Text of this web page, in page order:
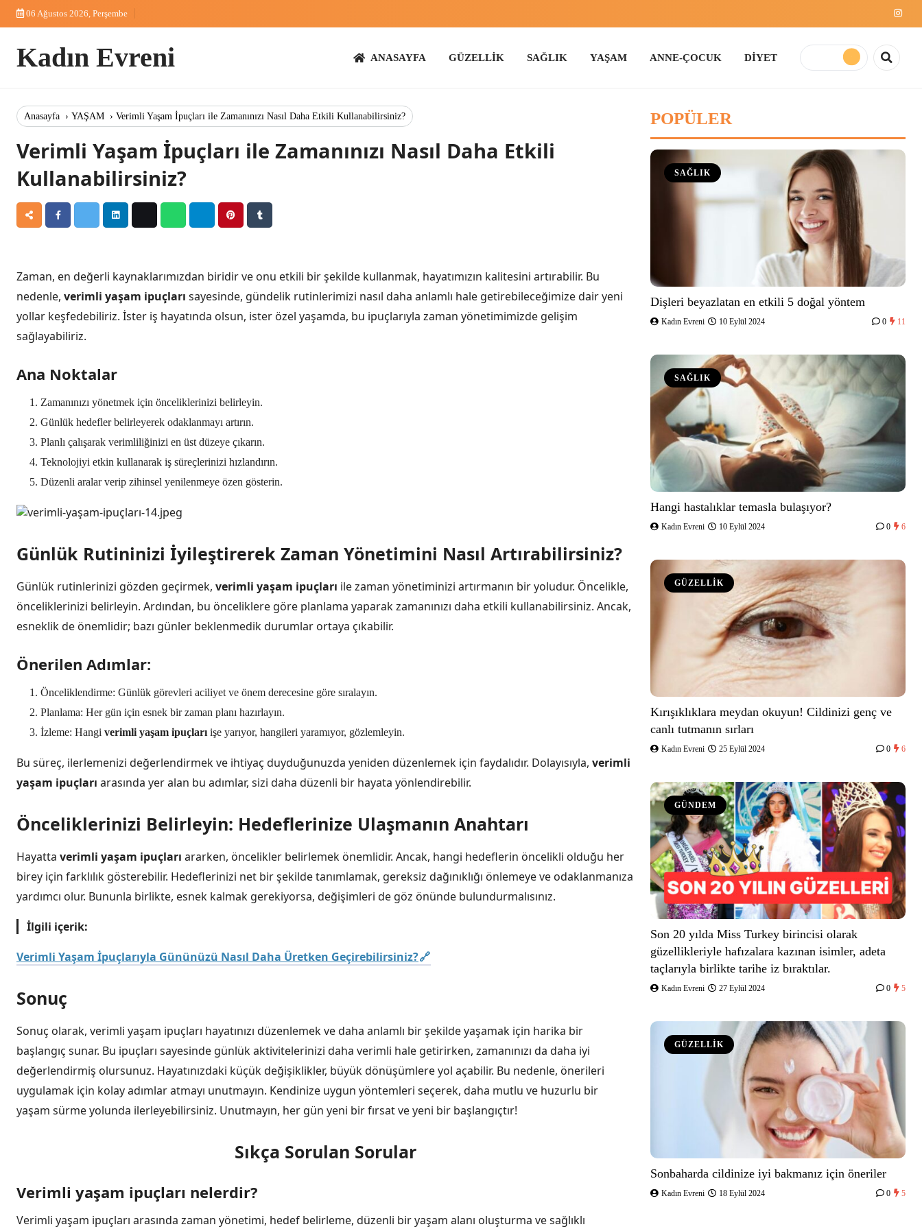
Skip
06 Ağustos 2026, Perşembe
Kadın Evreni ANASAYFA GÜZELLİK SAĞLIK YAŞAM ANNE-ÇOCUK DİYET
Anasayfa › YAŞAM › Verimli Yaşam İpuçları ile Zamanınızı Nasıl Daha Etkili Kullanabilirsiniz?
Verimli Yaşam İpuçları ile Zamanınızı Nasıl Daha Etkili
Kullanabilirsiniz?
Zaman, en değerli kaynaklarımızdan biridir ve onu etkili bir şekilde kullanmak, hayatımızın kalitesini artırabilir. Bu
nedenle, verimli yaşam ipuçları sayesinde, gündelik rutinlerimizi nasıl daha anlamlı hale getirebileceğimize dair yeni
yollar keşfedebiliriz. İster iş hayatında olsun, ister özel yaşamda, bu ipuçlarıyla zaman yönetimimizde gelişim
sağlayabiliriz.
Ana Noktalar
Zamanınızı yönetmek için önceliklerinizi belirleyin.
Günlük hedefler belirleyerek odaklanmayı artırın.
Planlı çalışarak verimliliğinizi en üst düzeye çıkarın.
Teknolojiyi etkin kullanarak iş süreçlerinizi hızlandırın.
Düzenli aralar verip zihinsel yenilenmeye özen gösterin.
Günlük Rutininizi İyileştirerek Zaman Yönetimini Nasıl Artırabilirsiniz?
Günlük rutinlerinizi gözden geçirmek, verimli yaşam ipuçları ile zaman yönetiminizi artırmanın bir yoludur. Öncelikle,
önceliklerinizi belirleyin. Ardından, bu önceliklere göre planlama yaparak zamanınızı daha etkili kullanabilirsiniz. Ancak,
esneklik de önemlidir; bazı günler beklenmedik durumlar ortaya çıkabilir.
Önerilen Adımlar:
Önceliklendirme: Günlük görevleri aciliyet ve önem derecesine göre sıralayın.
Planlama: Her gün için esnek bir zaman planı hazırlayın.
İzleme: Hangi verimli yaşam ipuçları işe yarıyor, hangileri yaramıyor, gözlemleyin.
Bu süreç, ilerlemenizi değerlendirmek ve ihtiyaç duyduğunuzda yeniden düzenlemek için faydalıdır. Dolayısıyla, verimli
yaşam ipuçları arasında yer alan bu adımlar, sizi daha düzenli bir hayata yönlendirebilir.
Önceliklerinizi Belirleyin: Hedeflerinize Ulaşmanın Anahtarı
Hayatta verimli yaşam ipuçları ararken, öncelikler belirlemek önemlidir. Ancak, hangi hedeflerin öncelikli olduğu her
birey için farklılık gösterebilir. Hedeflerinizi net bir şekilde tanımlamak, gereksiz dağınıklığı önlemeye ve odaklanmanıza
yardımcı olur. Bununla birlikte, esnek kalmak gerekiyorsa, değişimleri de göz önünde bulundurmalısınız.
İlgili içerik:
Verimli Yaşam İpuçlarıyla Gününüzü Nasıl Daha Üretken Geçirebilirsiniz?
Sonuç
Sonuç olarak, verimli yaşam ipuçları hayatınızı düzenlemek ve daha anlamlı bir şekilde yaşamak için harika bir
başlangıç sunar. Bu ipuçları sayesinde günlük aktivitelerinizi daha verimli hale getirirken, zamanınızı da daha iyi
değerlendirmiş olursunuz. Hayatınızdaki küçük değişiklikler, büyük dönüşümlere yol açabilir. Bu nedenle, önerileri
uygulamak için kolay adımlar atmayı unutmayın. Kendinize uygun yöntemleri seçerek, daha mutlu ve huzurlu bir
yaşam sürme yolunda ilerleyebilirsiniz. Unutmayın, her gün yeni bir fırsat ve yeni bir başlangıçtır!
Sıkça Sorulan Sorular
Verimli yaşam ipuçları nelerdir?
Verimli yaşam ipuçları arasında zaman yönetimi, hedef belirleme, düzenli bir yaşam alanı oluşturma ve sağlıklı
POPÜLER
SAĞLIK
Dişleri beyazlatan en etkili 5 doğal yöntem
Kadın Evreni 10 Eylül 2024 0 11
SAĞLIK
Hangi hastalıklar temasla bulaşıyor?
Kadın Evreni 10 Eylül 2024 0 6
GÜZELLİK
Kırışıklıklara meydan okuyun! Cildinizi genç ve
canlı tutmanın sırları
Kadın Evreni 25 Eylül 2024 0 6
GÜNDEM
Son 20 yılda Miss Turkey birincisi olarak
güzellikleriyle hafızalara kazınan isimler, adeta
taçlarıyla birlikte tarihe iz bıraktılar.
Kadın Evreni 27 Eylül 2024 0 5
GÜZELLİK
Sonbaharda cildinize iyi bakmanız için öneriler
Kadın Evreni 18 Eylül 2024 0 5